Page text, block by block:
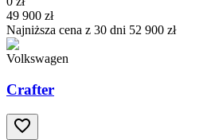
49 900 zł
Najniższa cena z 30 dni 52 900 zł
Volkswagen
Crafter